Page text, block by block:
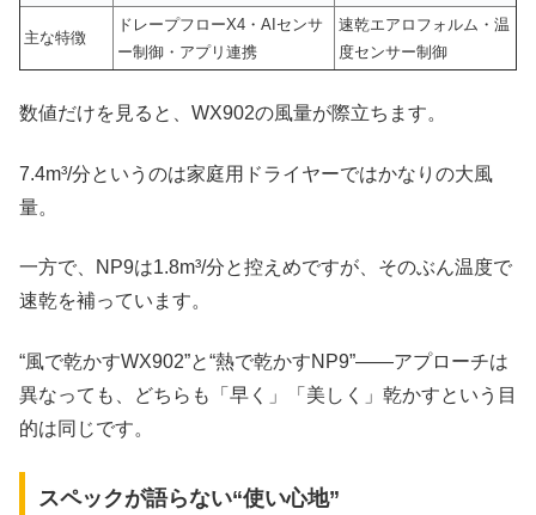
主な特徴
ドレープフローX4・AIセンサ
ー制御・アプリ連携
速乾エアロフォルム・温
度センサー制御
数値だけを見ると、WX902の風量が際立ちます。
7.4m³/分というのは家庭用ドライヤーではかなりの大風
量。
一方で、NP9は1.8m³/分と控えめですが、そのぶん温度で
速乾を補っています。
“風で乾かすWX902”と“熱で乾かすNP9”――アプローチは
異なっても、どちらも「早く」「美しく」乾かすという目
的は同じです。
スペックが語らない“使い心地”